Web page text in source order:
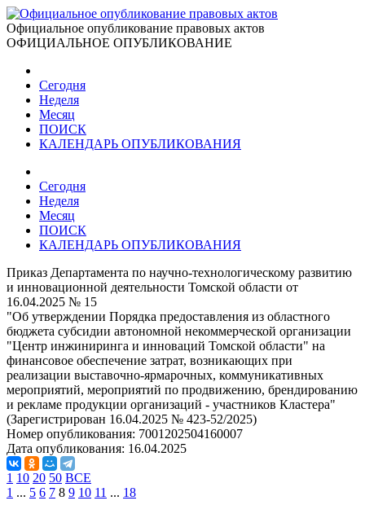
Официальное опубликование правовых актов
ОФИЦИАЛЬНОЕ ОПУБЛИКОВАНИЕ
Сегодня
Неделя
Месяц
ПОИСК
КАЛЕНДАРЬ ОПУБЛИКОВАНИЯ
Сегодня
Неделя
Месяц
ПОИСК
КАЛЕНДАРЬ ОПУБЛИКОВАНИЯ
Приказ Департамента по научно-технологическому развитию
и инновационной деятельности Томской области от
16.04.2025 № 15
"Об утверждении Порядка предоставления из областного
бюджета субсидии автономной некоммерческой организации
"Центр инжиниринга и инноваций Томской области" на
финансовое обеспечение затрат, возникающих при
реализации выставочно-ярмарочных, коммуникативных
мероприятий, мероприятий по продвижению, брендированию
и рекламе продукции организаций - участников Кластера"
(Зарегистрирован 16.04.2025 № 423-52/2025)
Номер опубликования: 7001202504160007
Дата опубликования: 16.04.2025
1 10 20 50 ВСЕ
1 ... 5 6 7 8 9 10 11 ... 18